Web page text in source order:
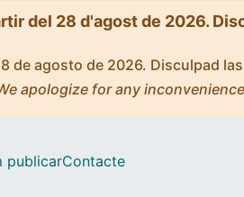
del 28 d'agost de 2026.
de agosto de 2026. Disculpad
apologize for any
publicarContacte